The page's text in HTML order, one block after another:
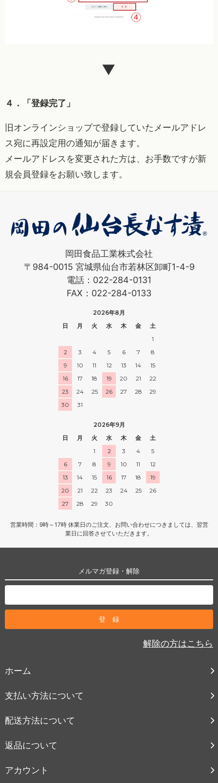
▼
４．「登録完了」
旧オンラインショップで登録していたメールアドレ
ス宛に再設定用の通知が届きます。
メールアドレスを変更された方は、お手数ですが新
規会員登録をお願い致します。
岡田食品工業株式会社
〒984-0015 宮城県仙台市若林区卸町1-4-9
電話：022-284-0131
FAX：022-284-0133
2026年8月
日
月 火 水 木 金
土
1
2
3 4 5 6 7
8
9
10 11 12 13 14
15
16
17 18 19 20 21
22
23
24 25 26 27 28
29
30
31
2026年9月
日
月 火 水 木 金
土
1
2 3 4
5
6
7 8 9 10 11
12
13
14 15 16 17 18
19
20
21 22 23 24 25
26
27
28 29 30
営業時間：9時～17時 休業日のご注文、お問い合わせにつきましては、翌営
業日に回答させていただきます。
メルマガ登録・解除
解除の方はこちら
ホーム
支払い方法について
配送方法について
返品について
アカウント